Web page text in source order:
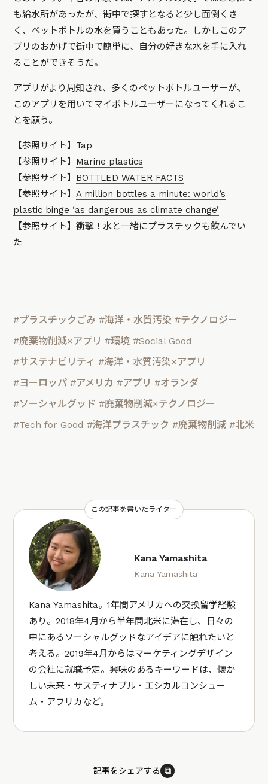
も給水所があったが、街中で探すとなると少し面倒くさ
く、ペットボトルの水を買うこともあった。しかしこのア
プリのおかげで街中で簡単に、自分の好きな水を手に入れ
ることができそうだ。
アプリがより周知され、多くのペットボトルユーザーが、
このアプリを用いてマイボトルユーザーになってくれるこ
とを願う。
【参照サイト】 Tap
【参照サイト】 Marine plastics
【参照サイト】 BOTTLED WATER FACTS
【参照サイト】A million bottles a minute: world’s
plastic binge ‘as dangerous as climate change’
【参照サイト】衝撃！水と一緒にプラスチックも飲んでい
た
#プラスチックごみ #海洋・水質汚染 #テクノロジー
#廃棄物削減×アプリ #環境 #Social Good
#サステナビリティ #海洋・水質汚染×アプリ
#ヨーロッパ #アメリカ #アプリ #オランダ
#ソーシャルグッド #廃棄物削減×テクノロジー
#Tech for Good #海洋プラスチック #廃棄物削減 #北米
この記事を書いたライター
Kana Yamashita
Kana Yamashita
Kana Yamashita。1年間アメリカへの交換留学経験
あり。2018年4月から半年間北米に滞在し、日々の
中にあるソーシャルグッドなアイデアに触れたいと
考える。2019年4月からはマーケティングデザイン
の会社に就職予定。興味のあるキーワードは、懐か
しい未来・サスティナブル・エシカルコンシュー
ム・アフリカなど。
記事をシェアする ⧉